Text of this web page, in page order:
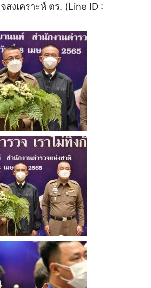
งเคราะห์ ตร. (Line ID :